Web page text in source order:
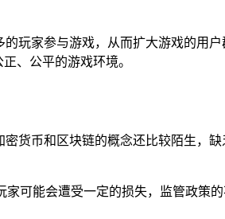
玩家参与游戏，从而扩大游戏的用
、公平的游戏环境。
货币和区块链的概念还比较陌生，
可能会遭受一定的损失，监管政策